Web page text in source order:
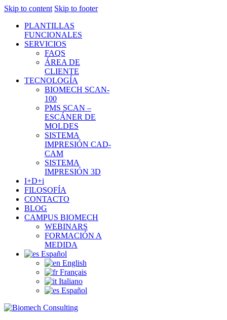
Skip to content Skip to footer
PLANTILLAS
FUNCIONALES
SERVICIOS
FAQS
ÁREA DE
CLIENTE
TECNOLOGÍA
BIOMECH SCAN-
100
PMS SCAN –
ESCÁNER DE
MOLDES
SISTEMA
IMPRESIÓN CAD-
CAM
SISTEMA
IMPRESIÓN 3D
I+D+i
FILOSOFÍA
CONTACTO
BLOG
CAMPUS BIOMECH
WEBINARS
FORMACIÓN A
MEDIDA
Español
English
Français
Italiano
Español